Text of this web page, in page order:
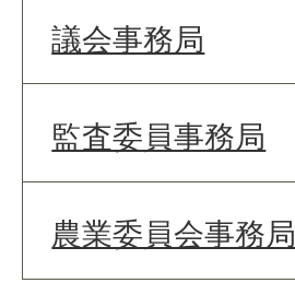
議会事務局
監査委員事務局
農業委員会事務局